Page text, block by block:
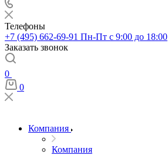
Телефоны
+7 (495) 662-69-91 Пн-Пт c 9:00 до 18:00
Заказать звонок
0
0
Компания
Компания